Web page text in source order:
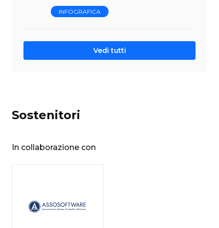
INFOGRAFICA
Vedi tutti
Sostenitori
In collaborazione con